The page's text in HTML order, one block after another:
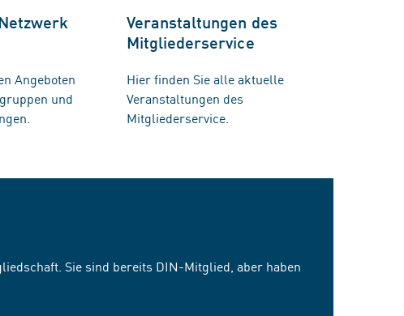
Angeboten
und
Veranstaltungen des
Mitgliederservice
Hier finden Sie alle aktuelle
Veranstaltungen des
Mitgliederservice.
Sie sind bereits DIN-Mitglied, aber haben